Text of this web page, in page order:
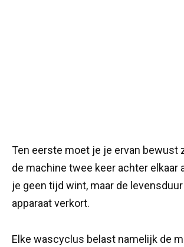
Ten eerste moet je je ervan bewust
de machine twee keer achter elkaar
je geen tijd wint, maar de
apparaat verkort.
Elke wascyclus belast namelijk de